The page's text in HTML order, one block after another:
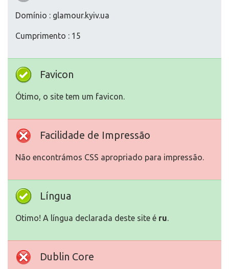
Domínio : glamour.kyiv.ua
Cumprimento : 15
Favicon
Ótimo, o site tem um favicon.
Facilidade de Impressão
Não encontrámos CSS apropriado para impressão.
Língua
Otimo! A língua declarada deste site é ru.
Dublin Core